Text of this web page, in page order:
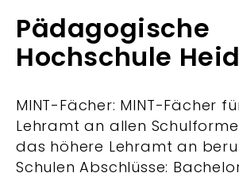
Pädagogische
Hochschule
MINT-Fächer: MINT-Fächer
Lehramt an allen
das höhere Lehramt an
Schulen Abschlüsse: